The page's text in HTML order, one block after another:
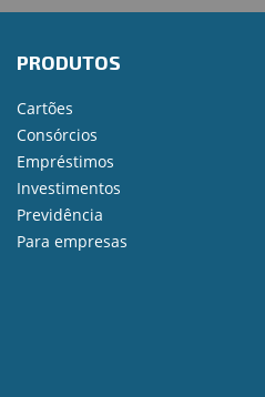
PRODUTOS
Cartões
Consórcios
Empréstimos
Investimentos
Previdência
Para empresas